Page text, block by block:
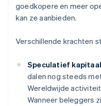
goedkopere en meer
kan ze aanbieden.
Verschillende krachten
Speculatief
dalen nog steeds
Wereldwijde
Wanneer beleggers